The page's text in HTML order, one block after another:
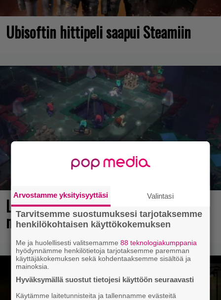
Ubisoftin hittipeli saapui Steamiin
Loistopeli Steamistä maksutta –
mutta pidä kiirettä lataamisen kanssa
Arvostamme yksityisyyttäsi Valintasi
Tarvitsemme suostumuksesi tarjotaksemme
henkilökohtaisen käyttökokemuksen
Me ja huolellisesti valitsemamme88 teknologiakumppania
hyödynnämme henkilötietoja tarjotaksemme paremman
käyttäjäkokemuksen sekä kohdentaaksemme sisältöä ja
mainoksia.
Hyväksymällä suostut tietojesi käyttöön seuraavasti
Käytämme laitetunnisteita ja tallennamme evästeitä